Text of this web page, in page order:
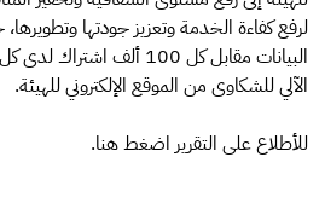
لرفع كفاءة الخدمة وتعزيز جودتها
البيانات مقابل كل 100
الآلي للشكاوى من الموقع الإلكتروني للهيئة.
للأطلاع على التقرير اضغط هنا.